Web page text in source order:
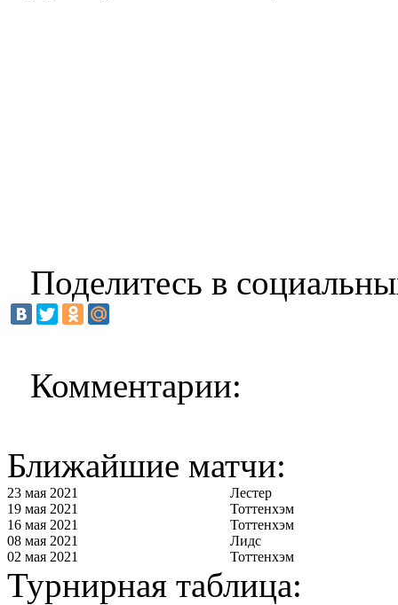
Поделитесь в
Комментарии:
Ближайшие матчи:
23 мая 2021
Лестер
19 мая 2021
Тоттенхэм
16 мая 2021
Тоттенхэм
08 мая 2021
Лидс
02 мая 2021
Тоттенхэм
Турнирная таблица: